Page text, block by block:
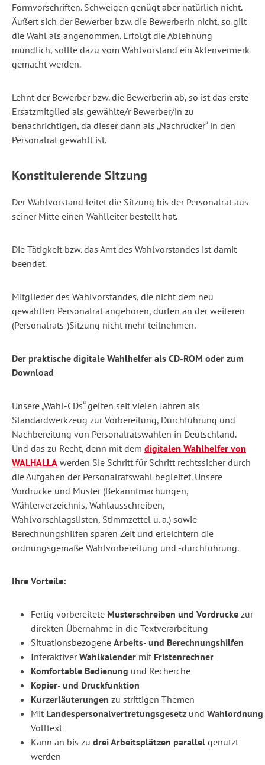
Formvorschriften. Schweigen genügt aber natürlich nicht.
Äußert sich der Bewerber bzw. die Bewerberin nicht, so gilt
die Wahl als angenommen. Erfolgt die Ablehnung
mündlich, sollte dazu vom Wahlvorstand ein Aktenvermerk
gemacht werden.
Lehnt der Bewerber bzw. die Bewerberin ab, so ist das erste
Ersatzmitglied als gewählte/r Bewerber/in zu
benachrichtigen, da dieser dann als „Nachrücker“ in den
Personalrat gewählt ist.
Konstituierende Sitzung
Der Wahlvorstand leitet die Sitzung bis der Personalrat aus
seiner Mitte einen Wahlleiter bestellt hat.
Die Tätigkeit bzw. das Amt des Wahlvorstandes ist damit
beendet.
Mitglieder des Wahlvorstandes, die nicht dem neu
gewählten Personalrat angehören, dürfen an der weiteren
(Personalrats-)Sitzung nicht mehr teilnehmen.
Der praktische digitale Wahlhelfer als CD-ROM oder zum
Download
Unsere „Wahl-CDs“ gelten seit vielen Jahren als
Standardwerkzeug zur Vorbereitung, Durchführung und
Nachbereitung von Personalratswahlen in Deutschland.
Und das zu Recht, denn mit dem digitalen Wahlhelfer von
WALHALLA werden Sie Schritt für Schritt rechtssicher durch
die Aufgaben der Personalratswahl begleitet. Unsere
Vordrucke und Muster (Bekanntmachungen,
Wählerverzeichnis, Wahlausschreiben,
Wahlvorschlagslisten, Stimmzettel u. a.) sowie
Berechnungshilfen sparen Zeit und erleichtern die
ordnungsgemäße Wahlvorbereitung und -durchführung.
Ihre Vorteile:
Fertig vorbereitete Musterschreiben und Vordrucke zur
direkten Übernahme in die Textverarbeitung
Situationsbezogene Arbeits- und Berechnungshilfen
InteraktiverWahlkalender mit Fristenrechner
Komfortable Bedienung und Recherche
Kopier- und Druckfunktion
Kurzerläuterungen zu strittigen Themen
Mit Landespersonalvertretungsgesetz und Wahlordnung
Volltext
Kann an bis zu drei Arbeitsplätzen parallel genutzt
werden